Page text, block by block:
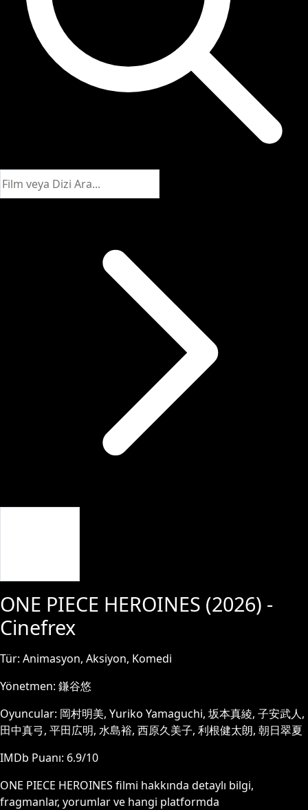
ONE PIECE HEROINES (2026) -
Cinefrex
Tür: Animasyon, Aksiyon, Komedi
Yönetmen: 鎌谷悠
Oyuncular: 岡村明美, Yuriko Yamaguchi, 坂本真綾, 子安武人,
田中真弓, 平田広明, 水島裕, 西原久美子, 利根健太朗, 朝日翠夏
IMDb Puanı: 6.9/10
ONE PIECE HEROINES filmi hakkında detaylı bilgi,
fragmanlar, yorumlar ve hangi platformda